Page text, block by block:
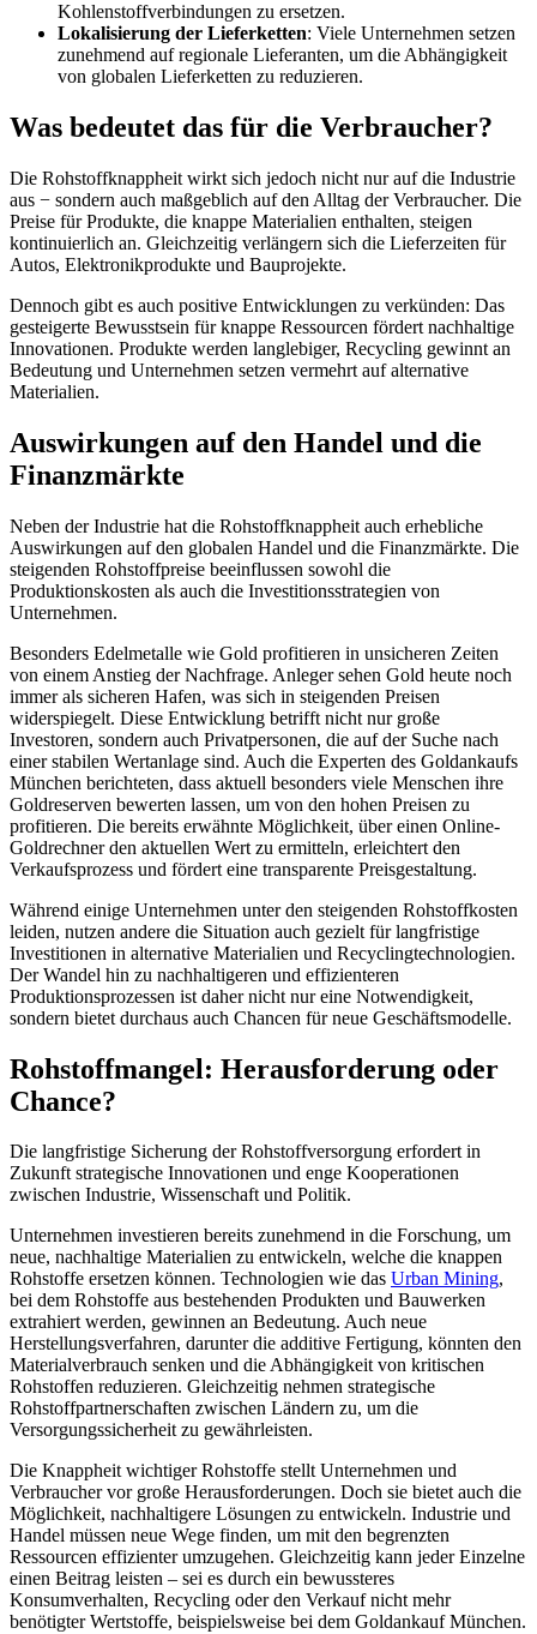
Kohlenstoffverbindungen zu ersetzen.
Lokalisierung der Lieferketten: Viele Unternehmen setzen
zunehmend auf regionale Lieferanten, um die Abhängigkeit
von globalen Lieferketten zu reduzieren.
Was bedeutet das für die Verbraucher?
Die Rohstoffknappheit wirkt sich jedoch nicht nur auf die Industrie
aus − sondern auch maßgeblich auf den Alltag der Verbraucher. Die
Preise für Produkte, die knappe Materialien enthalten, steigen
kontinuierlich an. Gleichzeitig verlängern sich die Lieferzeiten für
Autos, Elektronikprodukte und Bauprojekte.
Dennoch gibt es auch positive Entwicklungen zu verkünden: Das
gesteigerte Bewusstsein für knappe Ressourcen fördert nachhaltige
Innovationen. Produkte werden langlebiger, Recycling gewinnt an
Bedeutung und Unternehmen setzen vermehrt auf alternative
Materialien.
Auswirkungen auf den Handel und die
Finanzmärkte
Neben der Industrie hat die Rohstoffknappheit auch erhebliche
Auswirkungen auf den globalen Handel und die Finanzmärkte. Die
steigenden Rohstoffpreise beeinflussen sowohl die
Produktionskosten als auch die Investitionsstrategien von
Unternehmen.
Besonders Edelmetalle wie Gold profitieren in unsicheren Zeiten
von einem Anstieg der Nachfrage. Anleger sehen Gold heute noch
immer als sicheren Hafen, was sich in steigenden Preisen
widerspiegelt. Diese Entwicklung betrifft nicht nur große
Investoren, sondern auch Privatpersonen, die auf der Suche nach
einer stabilen Wertanlage sind. Auch die Experten des Goldankaufs
München berichteten, dass aktuell besonders viele Menschen ihre
Goldreserven bewerten lassen, um von den hohen Preisen zu
profitieren. Die bereits erwähnte Möglichkeit, über einen Online-
Goldrechner den aktuellen Wert zu ermitteln, erleichtert den
Verkaufsprozess und fördert eine transparente Preisgestaltung.
Während einige Unternehmen unter den steigenden Rohstoffkosten
leiden, nutzen andere die Situation auch gezielt für langfristige
Investitionen in alternative Materialien und Recyclingtechnologien.
Der Wandel hin zu nachhaltigeren und effizienteren
Produktionsprozessen ist daher nicht nur eine Notwendigkeit,
sondern bietet durchaus auch Chancen für neue Geschäftsmodelle.
Rohstoffmangel: Herausforderung oder
Chance?
Die langfristige Sicherung der Rohstoffversorgung erfordert in
Zukunft strategische Innovationen und enge Kooperationen
zwischen Industrie, Wissenschaft und Politik.
Unternehmen investieren bereits zunehmend in die Forschung, um
neue, nachhaltige Materialien zu entwickeln, welche die knappen
Rohstoffe ersetzen können. Technologien wie das Urban Mining,
bei dem Rohstoffe aus bestehenden Produkten und Bauwerken
extrahiert werden, gewinnen an Bedeutung. Auch neue
Herstellungsverfahren, darunter die additive Fertigung, könnten den
Materialverbrauch senken und die Abhängigkeit von kritischen
Rohstoffen reduzieren. Gleichzeitig nehmen strategische
Rohstoffpartnerschaften zwischen Ländern zu, um die
Versorgungssicherheit zu gewährleisten.
Die Knappheit wichtiger Rohstoffe stellt Unternehmen und
Verbraucher vor große Herausforderungen. Doch sie bietet auch die
Möglichkeit, nachhaltigere Lösungen zu entwickeln. Industrie und
Handel müssen neue Wege finden, um mit den begrenzten
Ressourcen effizienter umzugehen. Gleichzeitig kann jeder Einzelne
einen Beitrag leisten – sei es durch ein bewussteres
Konsumverhalten, Recycling oder den Verkauf nicht mehr
benötigter Wertstoffe, beispielsweise bei dem Goldankauf München.